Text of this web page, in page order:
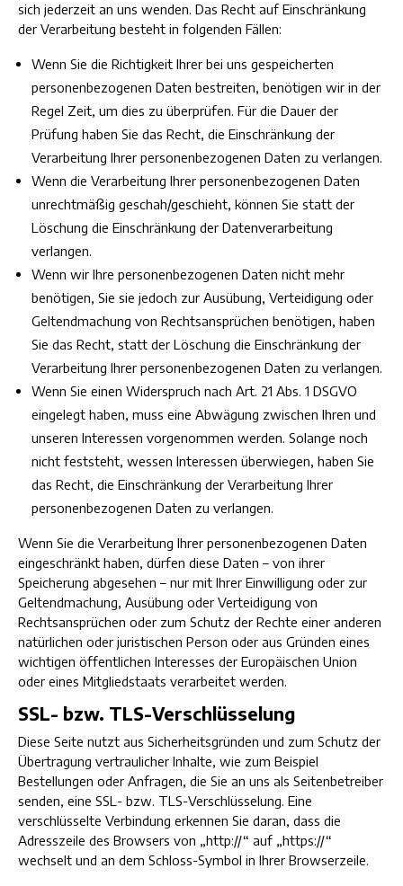
sich jederzeit an uns wenden. Das Recht auf Einschränkung
der Verarbeitung besteht in folgenden Fällen:
Wenn Sie die Richtigkeit Ihrer bei uns gespeicherten
personenbezogenen Daten bestreiten, benötigen wir in der
Regel Zeit, um dies zu überprüfen. Für die Dauer der
Prüfung haben Sie das Recht, die Einschränkung der
Verarbeitung Ihrer personenbezogenen Daten zu verlangen.
Wenn die Verarbeitung Ihrer personenbezogenen Daten
unrechtmäßig geschah/geschieht, können Sie statt der
Löschung die Einschränkung der Datenverarbeitung
verlangen.
Wenn wir Ihre personenbezogenen Daten nicht mehr
benötigen, Sie sie jedoch zur Ausübung, Verteidigung oder
Geltendmachung von Rechtsansprüchen benötigen, haben
Sie das Recht, statt der Löschung die Einschränkung der
Verarbeitung Ihrer personenbezogenen Daten zu verlangen.
Wenn Sie einen Widerspruch nach Art. 21 Abs. 1 DSGVO
eingelegt haben, muss eine Abwägung zwischen Ihren und
unseren Interessen vorgenommen werden. Solange noch
nicht feststeht, wessen Interessen überwiegen, haben Sie
das Recht, die Einschränkung der Verarbeitung Ihrer
personenbezogenen Daten zu verlangen.
Wenn Sie die Verarbeitung Ihrer personenbezogenen Daten
eingeschränkt haben, dürfen diese Daten – von ihrer
Speicherung abgesehen – nur mit Ihrer Einwilligung oder zur
Geltendmachung, Ausübung oder Verteidigung von
Rechtsansprüchen oder zum Schutz der Rechte einer anderen
natürlichen oder juristischen Person oder aus Gründen eines
wichtigen öffentlichen Interesses der Europäischen Union
oder eines Mitgliedstaats verarbeitet werden.
SSL- bzw. TLS-Verschlüsselung
Diese Seite nutzt aus Sicherheitsgründen und zum Schutz der
Übertragung vertraulicher Inhalte, wie zum Beispiel
Bestellungen oder Anfragen, die Sie an uns als Seitenbetreiber
senden, eine SSL- bzw. TLS-Verschlüsselung. Eine
verschlüsselte Verbindung erkennen Sie daran, dass die
Adresszeile des Browsers von „http://“ auf „https://“
wechselt und an dem Schloss-Symbol in Ihrer Browserzeile.